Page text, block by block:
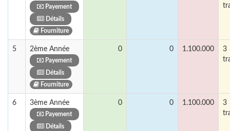
Payement
Détails
Fourniture
5 2ème Année
Payement
Détails
Fourniture
0 0 1.100.000
3
6 3ème Année
Payement
Détails
0 0 1.100.000
3